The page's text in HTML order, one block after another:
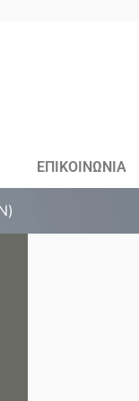
ΕΠΙΚΟΙΝΩΝΙΑ